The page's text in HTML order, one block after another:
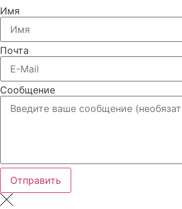
Имя
Почта
Сообщение
Отправить